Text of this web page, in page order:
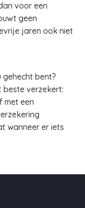
voor een
geen
jaren ook niet
bent?
beste verzekert:
met een
wanneer er iets